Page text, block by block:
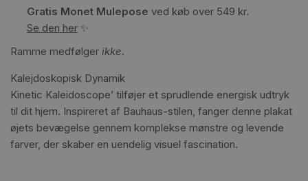
Gratis Monet Mulepose ved køb over 549 kr.
Se den her ✨
Ramme medfølger ikke.
Kalejdoskopisk Dynamik
Kinetic Kaleidoscope’ tilføjer et sprudlende energisk udtryk
til dit hjem. Inspireret af Bauhaus-stilen, fanger denne plakat
øjets bevægelse gennem komplekse mønstre og levende
farver, der skaber en uendelig visuel fascination.